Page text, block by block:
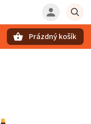
Prázdný košík